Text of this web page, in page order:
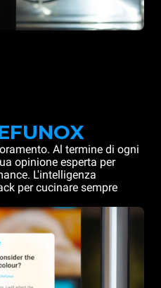
Al termine di ogni
opinione esperta per
L'intelligenza
per cucinare sempre